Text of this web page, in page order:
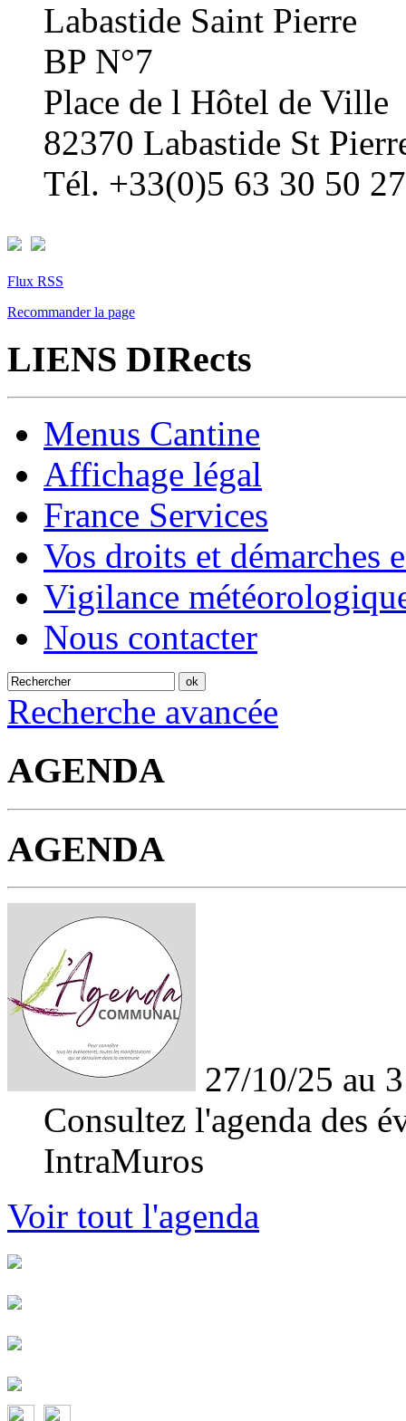
Labastide Saint Pierre
BP N°7
Place de l Hôtel de Ville
82370 Labastide St
Tél. +33(0)5 63 30 50 27
Flux RSS
Recommander la page
LIENS DIRects
Menus Cantine
Affichage légal
France Services
Vos droits et démarches
Vigilance
Nous contacter
Recherche avancée
AGENDA
AGENDA
27/10/25 au
Consultez l'agenda des
IntraMuros
Voir tout l'agenda